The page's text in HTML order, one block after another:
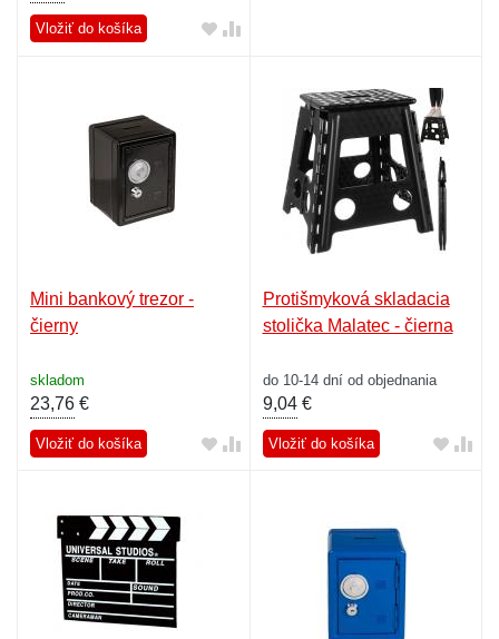
Vložiť do košíka
Mini bankový trezor -
čierny
skladom
23,76 €
Vložiť do košíka
Protišmyková skladacia
stolička Malatec - čierna
do 10-14 dní od objednania
9,04€
Vložiť do košíka